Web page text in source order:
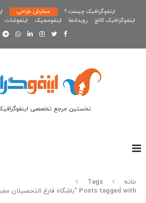
اینفوگرافیک چیست ؟ سفارش طراحی
اینفوگرافیک کالج
رویدادها اینفومجیک اینفوشات
نخستین مرجع تخصصی
خانه
Tags
Posts tagged with "باشگاه فارغ التحصیلان مفید"